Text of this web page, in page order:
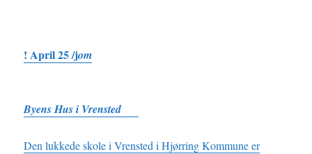
! April 25 /jom
Byens Hus i Vrensted
Den lukkede skole i Vrensted i Hjørring Kommune er